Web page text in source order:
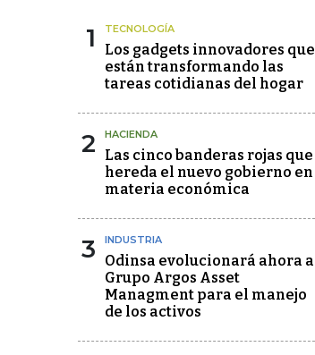
1 TECNOLOGÍA
Los gadgets innovadores que
están transformando las
tareas cotidianas del hogar
2 HACIENDA
Las cinco banderas rojas que
hereda el nuevo gobierno en
materia económica
3 INDUSTRIA
Odinsa evolucionará ahora a
Grupo Argos Asset
Managment para el manejo
de los activos